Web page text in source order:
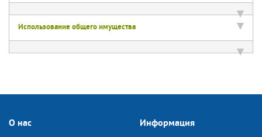
Использование общего имущества
О нас Информация